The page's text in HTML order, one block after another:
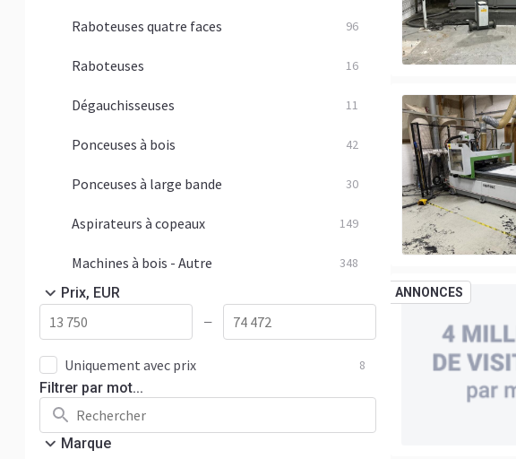
Raboteuses quatre faces 96
Raboteuses 16
Dégauchisseuses 11
Ponceuses à bois 42
Ponceuses à large bande 30
Aspirateurs à copeaux 149
Machines à bois - Autre 348
Prix, EUR
—
Uniquement avec prix 8
Filtrer par mot...
Marque
ANNONCES